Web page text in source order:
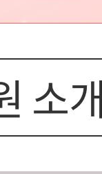
소개